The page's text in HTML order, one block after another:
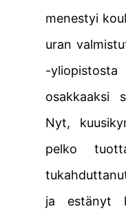
menestyi
uran
-
osakkaaksi
Nyt,
pelko
ja estänyt